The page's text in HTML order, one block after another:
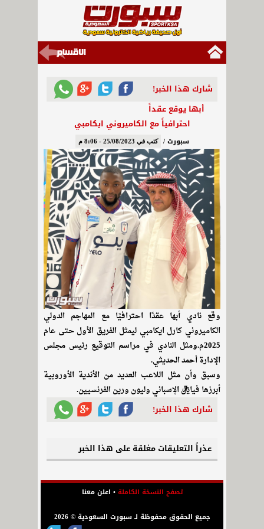
شارك هذا الخبر!
أبها يوقع عقداً
احترافياً مع الكاميروني ايكامبي
سبورت / كتب في 25/08/2023 - 8:06 م
وقع نادي أبها عقدًا احترافيًا مع المهاجم الدولي
الكاميروني كارل ايكامبي ليمثل الفريق الأول حتى عام
2025م.ومثل النادي في مراسم التوقيع رئيس مجلس
الإدارة أحمد الحديثي.
وسبق وأن مثل اللاعب العديد من الأندية الأوروبية
أبرزها فياريال الإسباني وليون ورين الفرنسيين.
شارك هذا الخبر!
عذراً التعليقات مغلقة على هذا الخبر
تصفح النسخة الكاملة• اعلن معنا
جميع الحقوق محفوظة لـ سبورت السعودية © 2026